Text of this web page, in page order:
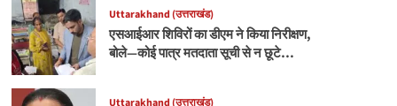
Uttarakhand (उत्तराखंड)
एसआईआर शिविरों का डीएम ने किया निरीक्षण,
बोले—कोई पात्र मतदाता सूची से न छूटे…
Uttarakhand (उत्तराखंड)